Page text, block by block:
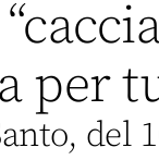
per
del